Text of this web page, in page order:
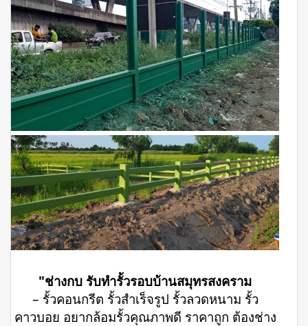
"ช่างกบ รับทำรั้วรอบบ้านสมุทรสงคราม
– รั้วคอนกรีต รั้วสำเร็จรูป รั้วลวดหนาม รั้ว
คาวบอย อยากล้อมรั้วคุณภาพดี ราคาถูก ต้องช่าง